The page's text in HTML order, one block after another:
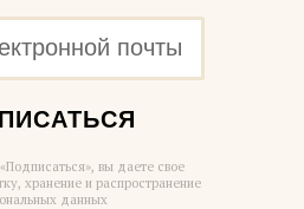
вы даете свое
хранение и распространение
данных